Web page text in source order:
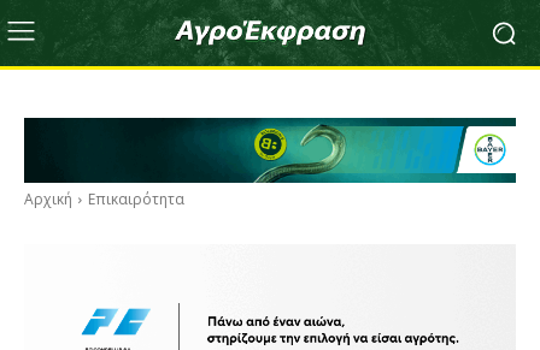
Αρχική Επικαιρότητα